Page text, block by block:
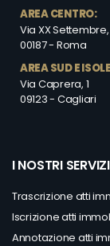
AREA CENTRO:
Via XX Settembre,
00187 - Roma
AREA SUD E
Via Caprera, 1
09123 - Cagliari
I NOSTRI SERVIZI
Trascrizione atti
Iscrizione atti
Annotazione atti